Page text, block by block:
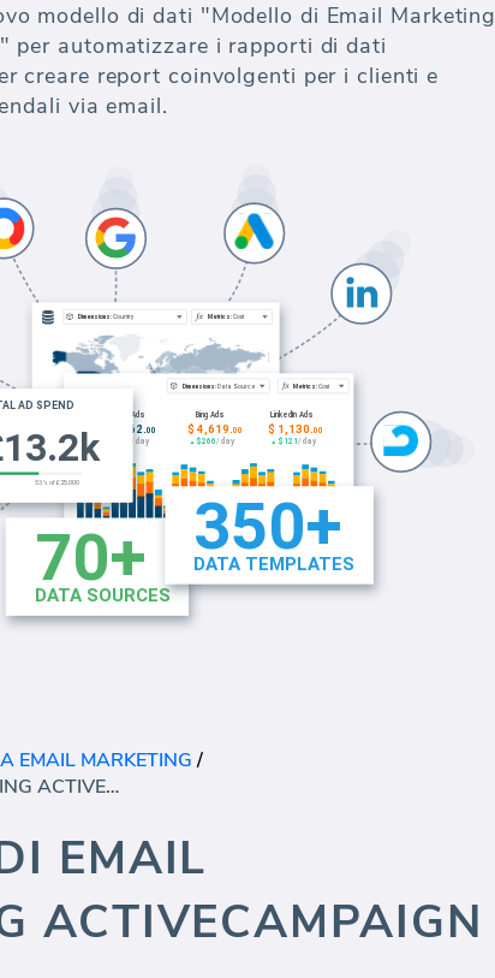
modello di dati "Modello di Email Marketing
per automatizzare i rapporti di dati
creare report coinvolgenti per i clienti e
via email.
EMAIL MARKETING/
MODELLO DI EMAIL MARKETING ACTIVECAMPAIGN (REPORT)
EMAIL
ACTIVECAMPAIGN